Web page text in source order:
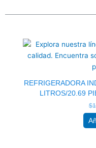
REFRIGERADORA
LITROS/20.69
$